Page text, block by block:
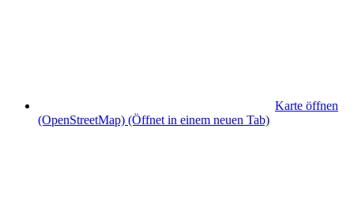
Karte öffnen
(OpenStreetMap) (Öffnet in einem neuen Tab)